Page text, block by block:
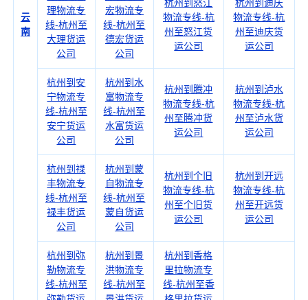
云
南
理物流专
线-杭州至
大理货运
公司
宏物流专
线-杭州至
德宏货运
公司
杭州到怒江
物流专线-杭
州至怒江货
运公司
杭州到迪庆
物流专线-杭
州至迪庆货
运公司
杭州到安
宁物流专
线-杭州至
安宁货运
公司
杭州到水
富物流专
线-杭州至
水富货运
公司
杭州到腾冲
物流专线-杭
州至腾冲货
运公司
杭州到泸水
物流专线-杭
州至泸水货
运公司
杭州到禄
丰物流专
线-杭州至
禄丰货运
公司
杭州到蒙
自物流专
线-杭州至
蒙自货运
公司
杭州到个旧
物流专线-杭
州至个旧货
运公司
杭州到开远
物流专线-杭
州至开远货
运公司
杭州到弥
勒物流专
线-杭州至
杭州到景
洪物流专
线-杭州至
杭州到香格
里拉物流专
线-杭州至香